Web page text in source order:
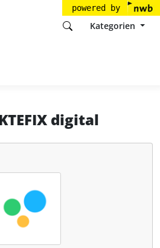
powered by
Kategorien
digital